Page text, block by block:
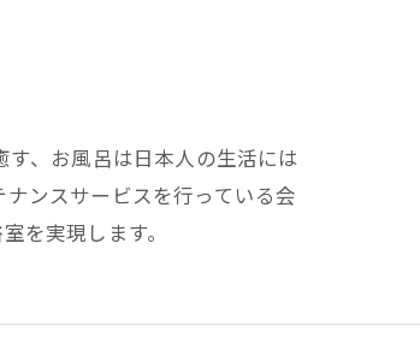
、お風呂は日本人の生活には
ンスサービスを行っている会
を実現します。